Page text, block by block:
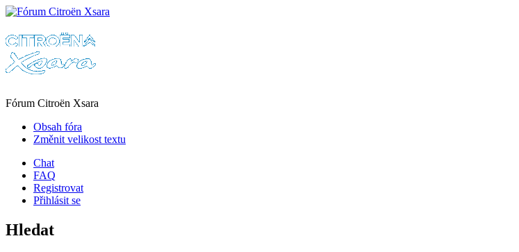
Fórum Citroën Xsara
Obsah fóra
Změnit velikost textu
Chat
FAQ
Registrovat
Přihlásit se
Hledat